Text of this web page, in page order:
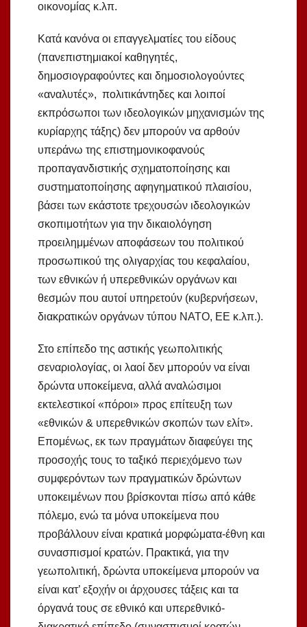
οικονομίας κ.λπ.
Κατά κανόνα οι επαγγελματίες του είδους
(πανεπιστημιακοί καθηγητές,
δημοσιογραφούντες και δημοσιολογούντες
«αναλυτές», πολιτικάντηδες και λοιποί
εκπρόσωποι των ιδεολογικών μηχανισμών της
κυρίαρχης τάξης) δεν μπορούν να αρθούν
υπεράνω της επιστημονικοφανούς
προπαγανδιστικής σχηματοποίησης και
συστηματοποίησης αφηγηματικού πλαισίου,
βάσει των εκάστοτε τρεχουσών ιδεολογικών
σκοπιμοτήτων για την δικαιολόγηση
προειλημμένων αποφάσεων του πολιτικού
προσωπικού της ολιγαρχίας του κεφαλαίου,
των εθνικών ή υπερεθνικών οργάνων και
θεσμών που αυτοί υπηρετούν (κυβερνήσεων,
διακρατικών οργάνων τύπου ΝΑΤΟ, ΕΕ κ.λπ.).
Στο επίπεδο της αστικής γεωπολιτικής
σεναριολογίας, οι λαοί δεν μπορούν να είναι
δρώντα υποκείμενα, αλλά αναλώσιμοι
εκτελεστικοί «πόροι» προς επίτευξη των
«εθνικών & υπερεθνικών σκοπών των ελίτ».
Επομένως, εκ των πραγμάτων διαφεύγει της
προσοχής τους το ταξικό περιεχόμενο των
συμφερόντων των πραγματικών δρώντων
υποκειμένων που βρίσκονται πίσω από κάθε
πόλεμο, ενώ τα μόνα υποκείμενα που
προβάλλουν είναι κρατικά μορφώματα-έθνη και
συνασπισμοί κρατών. Πρακτικά, για την
γεωπολιτική, δρώντα υποκείμενα μπορούν να
είναι κατ’ εξοχήν οι άρχουσες τάξεις και τα
όργανά τους σε εθνικό και υπερεθνικό-